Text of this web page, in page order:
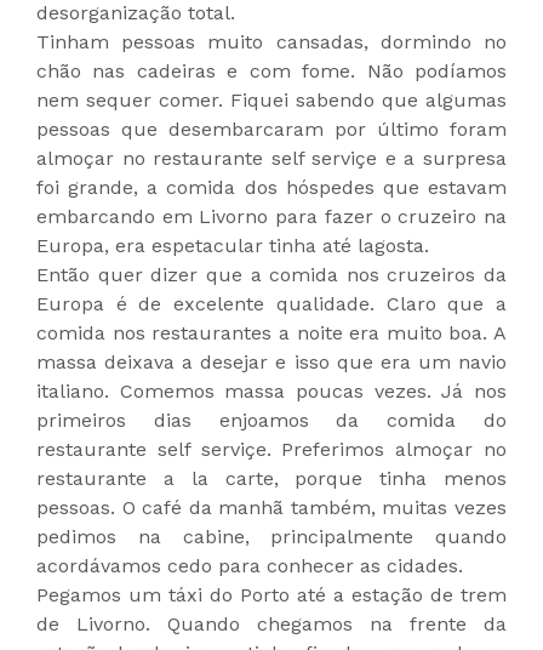
desorganização total.
Tinham pessoas muito cansadas, dormindo no
chão nas cadeiras e com fome. Não podíamos
nem sequer comer. Fiquei sabendo que algumas
pessoas que desembarcaram por último foram
almoçar no restaurante self serviçe e a surpresa
foi grande, a comida dos hóspedes que estavam
embarcando em Livorno para fazer o cruzeiro na
Europa, era espetacular tinha até lagosta.
Então quer dizer que a comida nos cruzeiros da
Europa é de excelente qualidade. Claro que a
comida nos restaurantes a noite era muito boa. A
massa deixava a desejar e isso que era um navio
italiano. Comemos massa poucas vezes. Já nos
primeiros dias enjoamos da comida do
restaurante self serviçe. Preferimos almoçar no
restaurante a la carte, porque tinha menos
pessoas. O café da manhã também, muitas vezes
pedimos na cabine, principalmente quando
acordávamos cedo para conhecer as cidades.
Pegamos um táxi do Porto até a estação de trem
de Livorno. Quando chegamos na frente da